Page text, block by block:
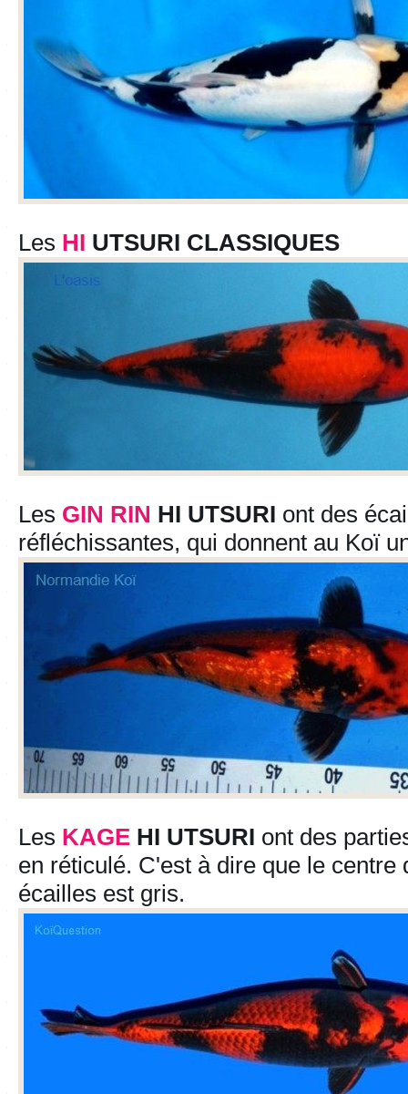
Les HI UTSURI CLASSIQUES
Les GIN RIN HI UTSURI ont des
réfléchissantes, qui donnent au Koï
Les KAGE HI UTSURI ont des
en réticulé. C'est à dire que le centre
écailles est gris.